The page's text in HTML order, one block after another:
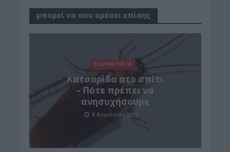
μπορεί να σου αρέσει επίσης
ΕΝΔΙΑΦΕΡΟΝΤΑ
Κατσαρίδα στο σπίτι
– Πότε πρέπει να
ανησυχήσουμε
8 Αυγούστου 2026